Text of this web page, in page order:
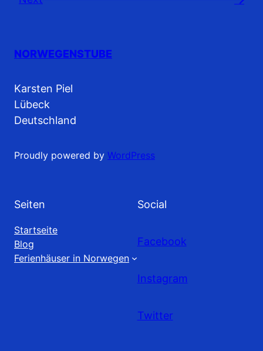
NORWEGENSTUBE
Karsten Piel
Lübeck
Deutschland
Proudly powered by WordPress
Seiten
Startseite
Blog
Ferienhäuser in Norwegen
Social
Facebook
Instagram
Twitter